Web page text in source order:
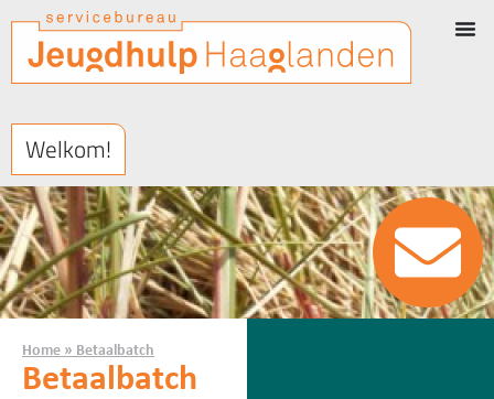
Welkom!
Home » Betaalbatch
Betaalbatch